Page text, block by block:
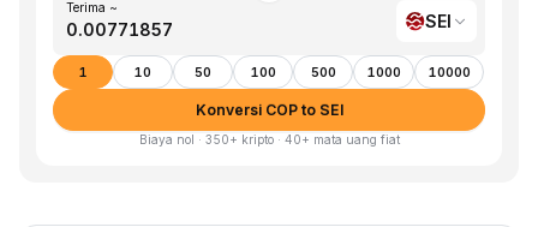
Terima ~
SEI
1 10 50 100 500 1000 10000
Konversi COP to SEI
Biaya nol · 350+ kripto · 40+ mata uang fiat